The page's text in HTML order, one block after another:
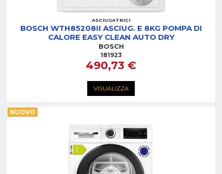
ASCIUGATRICI
BOSCH WTH85208II ASCIUG. E 8KG POMPA DI
CALORE EASY CLEAN AUTO DRY
BOSCH
181923
490,73 €
VISUALIZZA
NUOVO